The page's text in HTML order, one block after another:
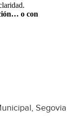
o con
Segovia